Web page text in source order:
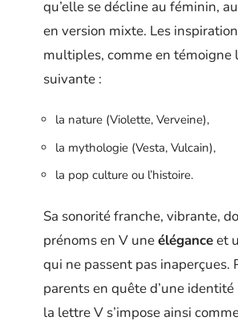
qu’elle se décline au féminin,
en version mixte. Les
multiples, comme en témoigne
suivante :
la nature (Violette, Verveine),
la mythologie (Vesta, Vulcain),
la pop culture ou l’histoire.
Sa sonorité franche, vibrante,
prénoms en V uneéléganceet
qui ne passent pas inaperçues.
parents en quête d’une
la lettre V s’impose ainsi